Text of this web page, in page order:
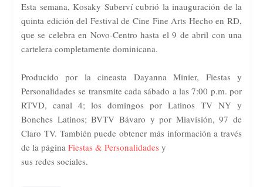
Esta semana, Kosaky Suberví cubrió la inauguración de la
quinta edición del Festival de Cine Fine Arts Hecho en RD,
que se celebra en Novo-Centro hasta el 9 de abril con una
cartelera completamente dominicana.
Producido por la cineasta Dayanna Minier, Fiestas y
Personalidades se transmite cada sábado a las 7:00 p.m. por
RTVD, canal 4; los domingos por Latinos TV NY y
Bonches Latinos; BVTV Bávaro y por Miavisión, 97 de
Claro TV. También puede obtener más información a través
de la página Fiestas & Personalidades y
sus redes sociales.